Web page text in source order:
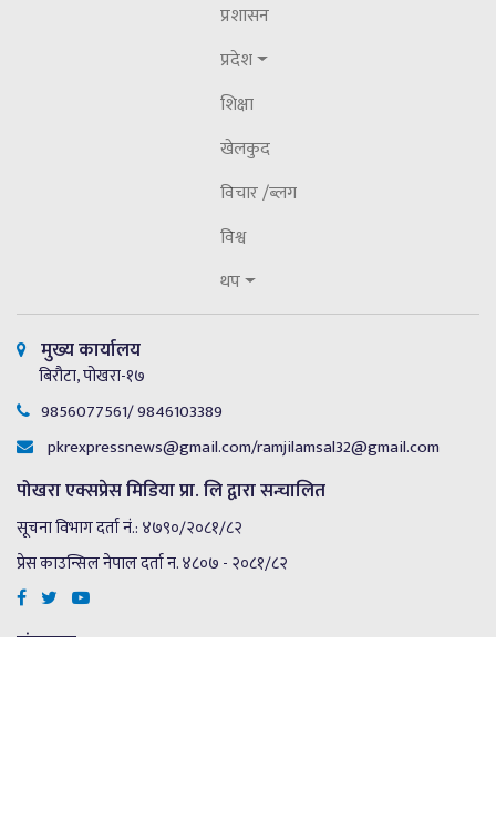
प्रशासन
प्रदेश
शिक्षा
खेलकुद
विचार /ब्लग
विश्व
थप
मुख्य कार्यालय
बिरौटा, पोखरा-१७
9856077561/ 9846103389
pkrexpressnews@gmail.com/ramjilamsal32@gmail.com
पोखरा एक्सप्रेस मिडिया प्रा. लि द्वारा सन्चालित
सूचना विभाग दर्ता नं.: ४७९०/२०८१/८२
प्रेस काउन्सिल नेपाल दर्ता न. ४८०७ - २०८१/८२
संचालक